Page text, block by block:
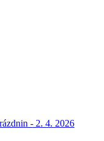
- 2. 4. 2026